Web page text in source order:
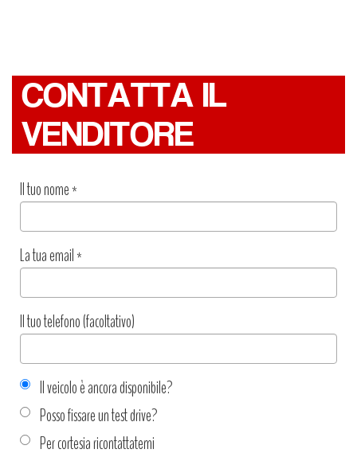
CONTATTA IL
VENDITORE
Il tuo nome*
La tua email*
Il tuo telefono (facoltativo)
Il veicolo è ancora disponibile?
Posso fissare un test drive?
Per cortesia ricontattatemi